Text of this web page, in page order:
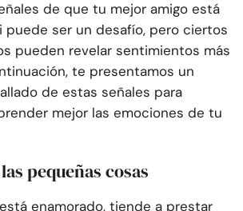
de que tu mejor amigo está
puede ser un desafío, pero ciertos
pueden revelar sentimientos más
te presentamos un
de estas señales para
mejor las emociones de tu
pequeñas cosas
enamorado, tiende a prestar